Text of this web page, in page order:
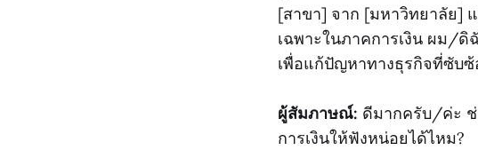
[สาขา] จาก [มหาวิทยาลัย]
เฉพาะในภาคการเงิน ผม/
เพื่อแก้ปัญหาทางธุรกิจที่ซับ
ผู้สัมภาษณ์: ดีมากครับ/ค่ะ ช่
การเงินให้ฟังหน่อยได้ไหม?